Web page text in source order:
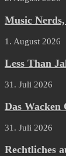
Music
1. August 2026
Less Than
31. Juli 2026
Das Wacken
31. Juli 2026
Rechtliches